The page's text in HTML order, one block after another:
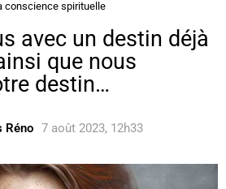
conscience spirituelle
avec un destin déjà
que nous
destin…
Réno 7 août 2023, 12h33